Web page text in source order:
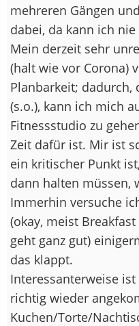
mehreren Gängen
dabei, da kann ich
Mein derzeit sehr
(halt wie vor Corona)
Planbarkeit; dadurch,
(s.o.), kann ich mich
Fitnessstudio zu
Zeit dafür ist. Mir ist
ein kritischer Punkt
dann halten müssen,
Immerhin versuche
(okay, meist
geht ganz gut)
das klappt.
Interessanterweise
richtig wieder
Kuchen/Torte/